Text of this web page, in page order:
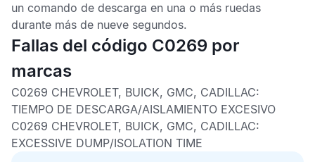
un comando de descarga en una o más ruedas
durante más de nueve segundos.
Fallas del código C0269 por
marcas
C0269 CHEVROLET, BUICK, GMC, CADILLAC:
TIEMPO DE DESCARGA/AISLAMIENTO EXCESIVO
C0269 CHEVROLET, BUICK, GMC, CADILLAC:
EXCESSIVE DUMP/ISOLATION TIME